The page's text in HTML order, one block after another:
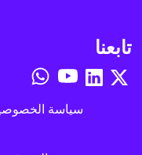
تابعنا
سياسة